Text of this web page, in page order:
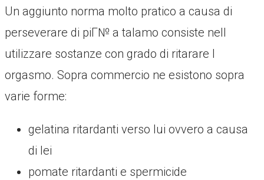
Un aggiunto norma molto pratico a causa di
perseverare di piГ№ a talamo consiste nell
utilizzare sostanze con grado di ritarare l
orgasmo. Sopra commercio ne esistono sopra
varie forme:
gelatina ritardanti verso lui ovvero a causa
di lei
pomate ritardanti e spermicide